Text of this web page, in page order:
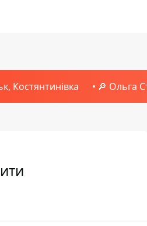
Костянтинівка 🔎 Ольга